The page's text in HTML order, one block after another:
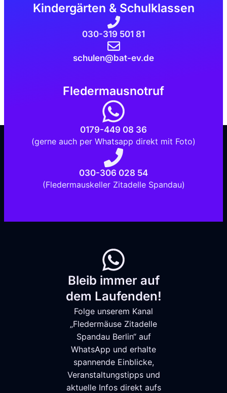
Kindergärten & Schulklassen
030-319 501 81
schulen@bat-ev.de
Fledermausnotruf
0179-449 08 36
(gerne auch per Whatsapp direkt mit Foto)
030-306 028 54
(Fledermauskeller Zitadelle Spandau)
Bleib immer auf
dem Laufenden!
Folge unserem Kanal
„Fledermäuse Zitadelle
Spandau Berlin“ auf
WhatsApp und erhalte
spannende Einblicke,
Veranstaltungstipps und
aktuelle Infos direkt aufs